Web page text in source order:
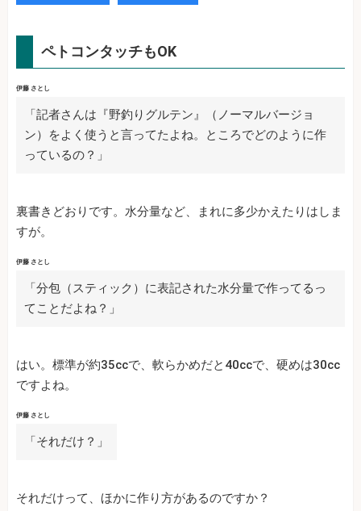
ペトコンタッチもOK
伊藤 さとし
「記者さんは『野釣りグルテン』（ノーマルバージョ
ン）をよく使うと言ってたよね。ところでどのように作
っているの？」
裏書きどおりです。水分量など、まれに多少かえたりはしま
すが。
伊藤 さとし
「分包（スティック）に表記された水分量で作ってるっ
てことだよね？」
はい。標準が約35ccで、軟らかめだと40ccで、硬めは30cc
ですよね。
伊藤 さとし
「それだけ？」
それだけって、ほかに作り方があるのですか？